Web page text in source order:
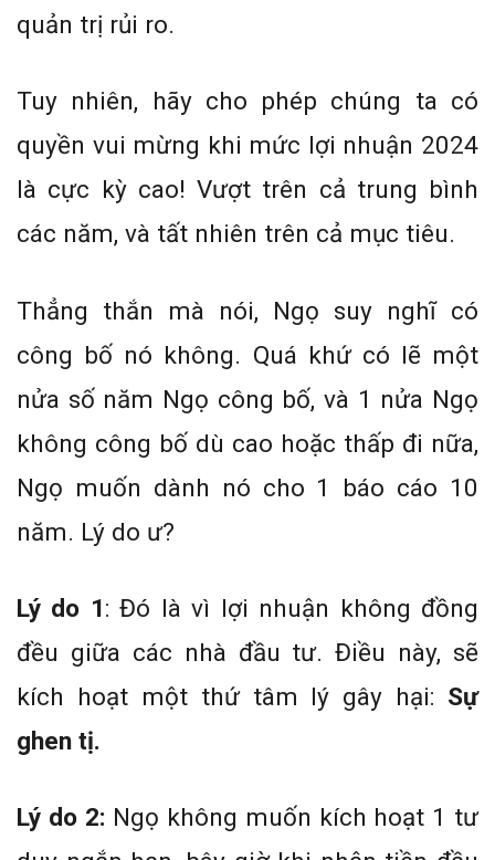
quản trị rủi ro.
Tuy nhiên, hãy cho phép chúng ta có
quyền vui mừng khi mức lợi nhuận 2024
là cực kỳ cao! Vượt trên cả trung bình
các năm, và tất nhiên trên cả mục tiêu.
Thẳng thắn mà nói, Ngọ suy nghĩ có
công bố nó không. Quá khứ có lẽ một
nửa số năm Ngọ công bố, và 1 nửa Ngọ
không công bố dù cao hoặc thấp đi nữa,
Ngọ muốn dành nó cho 1 báo cáo 10
năm. Lý do ư?
Lý do 1: Đó là vì lợi nhuận không đồng
đều giữa các nhà đầu tư. Điều này, sẽ
kích hoạt một thứ tâm lý gây hại: Sự
ghen tị.
Lý do 2: Ngọ không muốn kích hoạt 1 tư